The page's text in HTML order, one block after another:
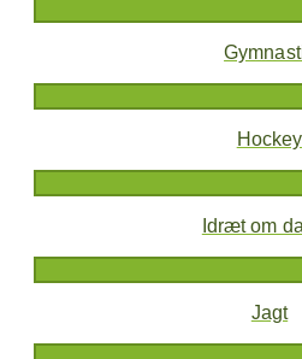
Hockey
Idræt om
Jagt